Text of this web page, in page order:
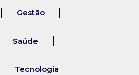
Gestão
Saúde
Tecnologia